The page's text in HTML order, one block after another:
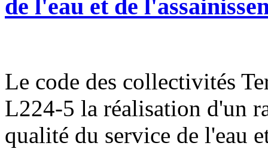
de l'eau et de
Le code des collectivités
L224-5 la réalisation d'un
qualité du service de l'eau